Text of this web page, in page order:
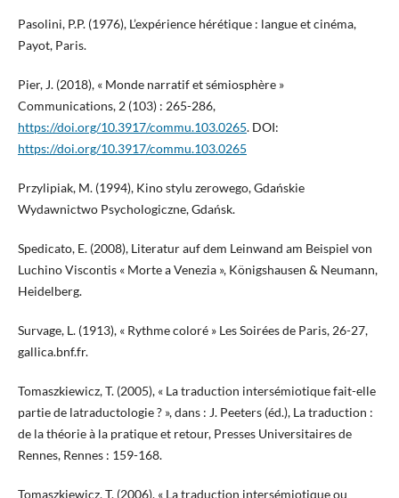
Pasolini, P.P. (1976), L’expérience hérétique : langue et cinéma,
Payot, Paris.
Pier, J. (2018), « Monde narratif et sémiosphère »
Communications, 2 (103) : 265-286,
https://doi.org/10.3917/commu.103.0265. DOI:
https://doi.org/10.3917/commu.103.0265
Przylipiak, M. (1994), Kino stylu zerowego, Gdańskie
Wydawnictwo Psychologiczne, Gdańsk.
Spedicato, E. (2008), Literatur auf dem Leinwand am Beispiel von
Luchino Viscontis « Morte a Venezia », Königshausen & Neumann,
Heidelberg.
Survage, L. (1913), « Rythme coloré » Les Soirées de Paris, 26-27,
gallica.bnf.fr.
Tomaszkiewicz, T. (2005), « La traduction intersémiotique fait-elle
partie de latraductologie ? », dans : J. Peeters (éd.), La traduction :
de la théorie à la pratique et retour, Presses Universitaires de
Rennes, Rennes : 159-168.
Tomaszkiewicz, T. (2006), « La traduction intersémiotique ou